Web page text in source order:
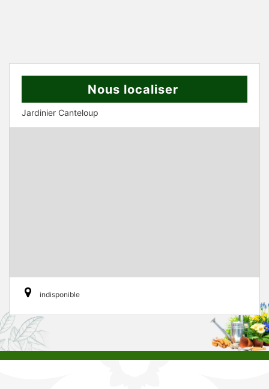
Nous localiser
Jardinier Canteloup
indisponible